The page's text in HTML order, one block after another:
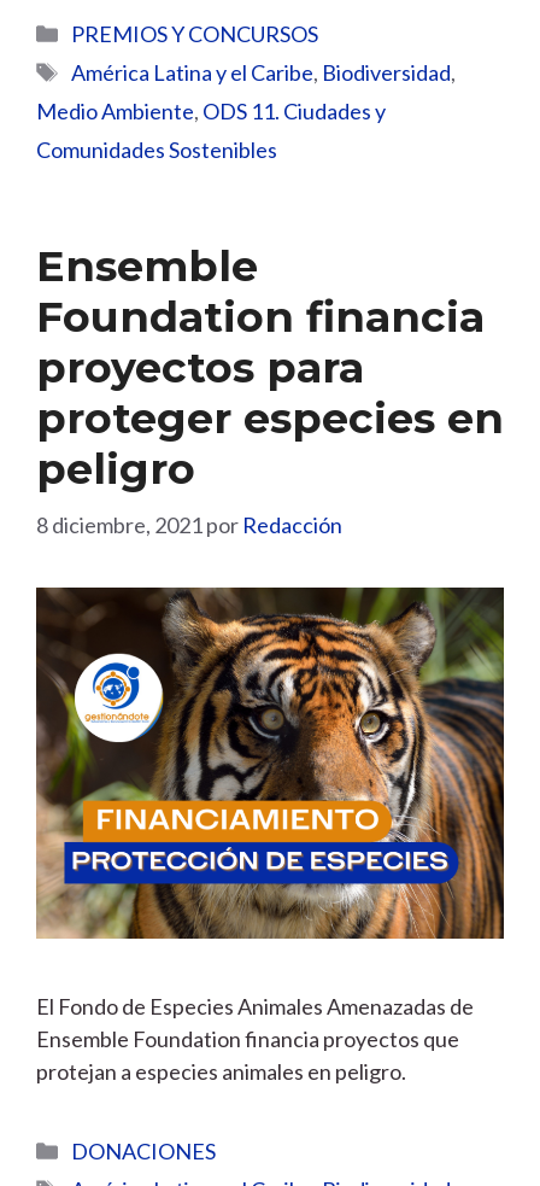
Categorías
PREMIOS Y CONCURSOS
Etiquetas
América Latina y el Caribe, Biodiversidad,
Medio Ambiente, ODS 11. Ciudades y
Comunidades Sostenibles
Ensemble
Foundation financia
proyectos para
proteger especies en
peligro
8 diciembre, 2021por Redacción
El Fondo de Especies Animales Amenazadas de
Ensemble Foundation financia proyectos que
protejan a especies animales en peligro.
Categorías
DONACIONES